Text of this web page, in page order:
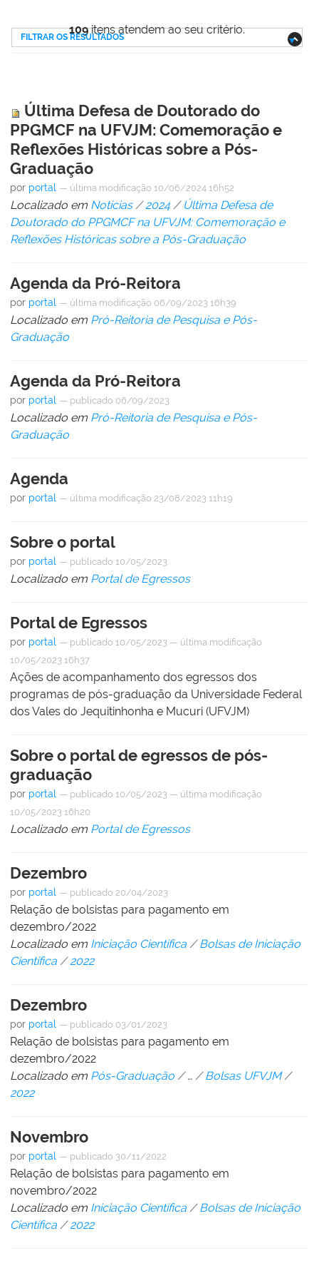
109itens atendem ao seu critério.
FILTRAR OS RESULTADOS
Última Defesa de Doutorado do
PPGMCF na UFVJM: Comemoração e
Reflexões Históricas sobre a Pós-
Graduação
por portal — última modificação 10/06/2024 16h52
Localizado em Notícias /2024 / Última Defesa de
Doutorado do PPGMCF na UFVJM: Comemoração e
Reflexões Históricas sobre a Pós-Graduação
Agenda da Pró-Reitora
por portal — última modificação 06/09/2023 16h39
Localizado em Pró-Reitoria de Pesquisa e Pós-
Graduação
Agenda da Pró-Reitora
por portal — publicado 06/09/2023
Localizado em Pró-Reitoria de Pesquisa e Pós-
Graduação
Agenda
por portal — última modificação 23/08/2023 11h19
Sobre o portal
por portal — publicado 10/05/2023
Localizado em Portal de Egressos
Portal de Egressos
por portal — publicado 10/05/2023 — última modificação
10/05/2023 16h37
Ações de acompanhamento dos egressos dos
programas de pós-graduação da Universidade Federal
dos Vales do Jequitinhonha e Mucuri (UFVJM)
Sobre o portal de egressos de pós-
graduação
por portal — publicado 10/05/2023 — última modificação
10/05/2023 16h20
Localizado em Portal de Egressos
Dezembro
por portal — publicado 20/04/2023
Relação de bolsistas para pagamento em
dezembro/2022
Localizado em Iniciação Científica /Bolsas de Iniciação
Científica /2022
Dezembro
por portal — publicado 03/01/2023
Relação de bolsistas para pagamento em
dezembro/2022
Localizado em Pós-Graduação /… /Bolsas UFVJM /
2022
Novembro
por portal — publicado 30/11/2022
Relação de bolsistas para pagamento em
novembro/2022
Localizado em Iniciação Científica /Bolsas de Iniciação
Científica /2022